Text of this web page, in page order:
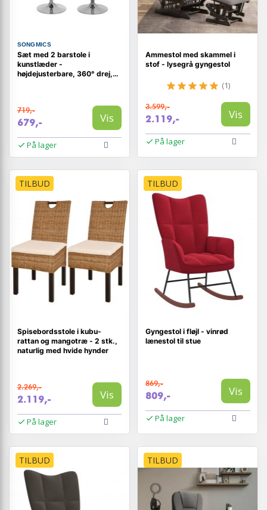
SONGMICS
Sæt med 2 barstole i
kunstlæder -
højdejusterbare, 360° drej,
719,-
679,- Vis
På lager
Ammestol med skammel i
stof - lysegrå gyngestol
(1)
3.599,-
2.119,- Vis
På lager
TILBUD
Spisebordsstole i kubu-
rattan og mangotræ - 2 stk.,
naturlig med hvide hynder
2.269,-
2.119,- Vis
På lager
TILBUD
Gyngestol i fløjl - vinrød
lænestol til stue
869,-
809,- Vis
På lager
TILBUD TILBUD